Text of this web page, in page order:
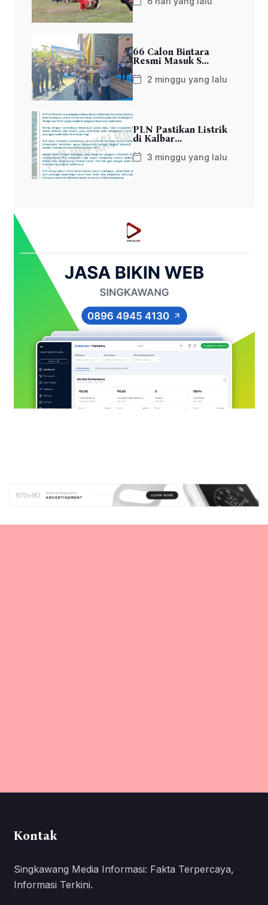
66 Calon Bintara
Resmi Masuk S...
2 minggu yang lalu
PLN Pastikan Listrik
di Kalbar...
3 minggu yang lalu
Kontak
Singkawang Media Informasi: Fakta Terpercaya,
Informasi Terkini.